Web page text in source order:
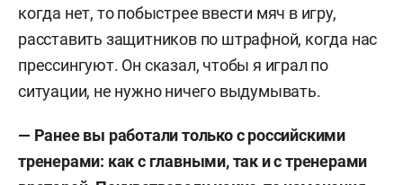
когда нет, то побыстрее ввести мяч в игру,
расставить защитников по штрафной, когда нас
прессингуют. Он сказал, чтобы я играл по
ситуации, не нужно ничего выдумывать.
— Ранее вы работали только с российскими
тренерами: как с главными, так и с тренерами